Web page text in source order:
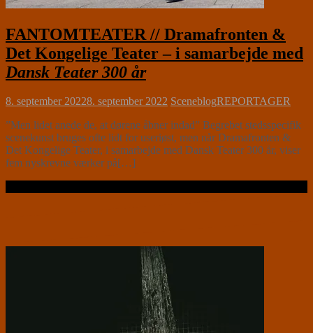
FANTOMTEATER // Dramafronten &
Det Kongelige Teater – i samarbejde med
Dansk Teater 300 år
8. september 20228. september 2022 SceneblogREPORTAGER
”Men lidet anede de, at dørene åbner indad” Begrebet stedsspecifik
scenekunst bruges ofte lidt for useriøst, men når Dramafronten &
Det Kongelige Teater, i samarbejde med Dansk Teater 300 år, viser
fem nyskrevne værker på[…]